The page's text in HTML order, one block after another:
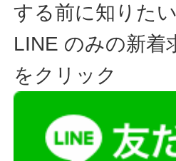
する前に知りた
LINE のみの新着
をクリック